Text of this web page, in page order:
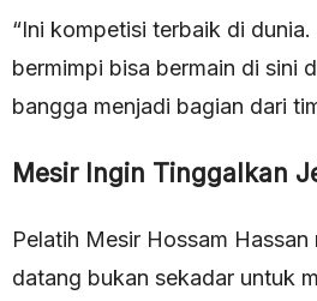
“Ini kompetisi terbaik di dunia.
bermimpi bisa bermain di sini
bangga menjadi bagian dari
Mesir Ingin Tinggalkan
Pelatih Mesir Hossam
datang bukan sekadar untuk